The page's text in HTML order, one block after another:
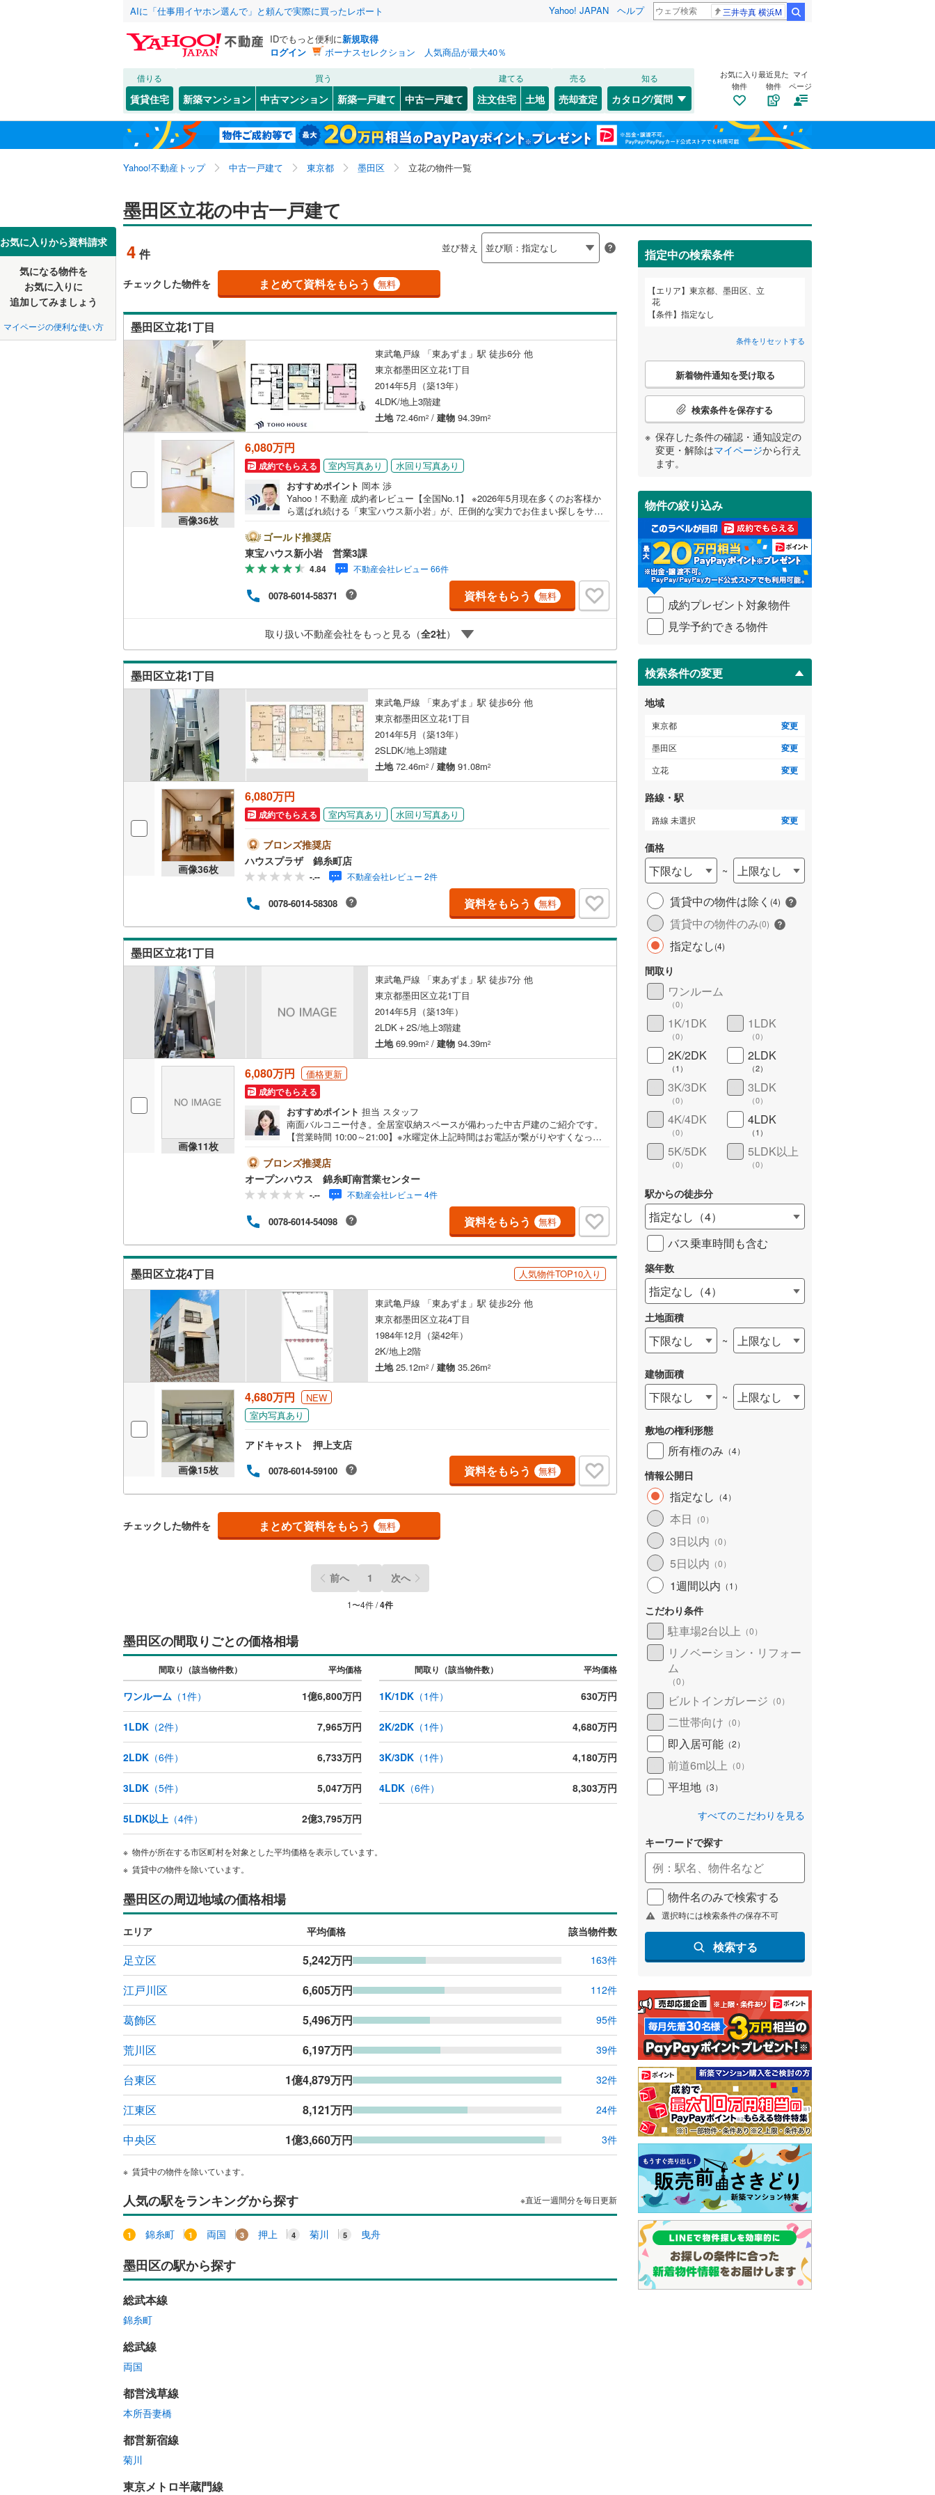
AIに「仕事用イヤホン選んで」と頼んで実際に買ったレポート Yahoo! JAPAN ヘルプ 三井寺真 横浜M
IDでもっと便利に新規取得
ログイン
ボーナスセレクション 人気商品が最大40％
借りる
賃貸住宅
買う
新築マンション 中古マンション 新築一戸建て 中古一戸建て
建てる
注文住宅 土地
売る
売却査定
知る
カタログ/質問
お気に入り
物件
最近見た
物件
マイ
ページ
Yahoo!不動産トップ 中古一戸建て 東京都 墨田区 立花の物件一覧
お気に入りから資料請求
気になる物件を
お気に入りに
追加してみましょう
マイページの便利な使い方
墨田区立花の中古一戸建て
4 件 並び替え
チェックした物件を まとめて資料をもらう 無料
墨田区立花1丁目
東武亀戸線 「東あずま」駅 徒歩6分 他
東京都墨田区立花1丁目
2014年5月（築13年）
4LDK/地上3階建
土地72.46m2 / 建物 94.39m2
画像36枚
6,080万円
成約でもらえる 室内写真あり
水回り写真あり
おすすめポイント 岡本 渉
Yahoo！不動産 成約者レビュー【全国No.1】 ※2026年5月現在多くのお客様か
ら選ばれ続ける「東宝ハウス新小岩」が、圧倒的な実力でお住まい探しをサポ
スムーズです。ご自宅への送迎・最寄駅でのお待ち合わせ等、お気軽にご相談
ください。 選ばれる3つの「圧倒的メリット」 （1）【業界最低水準の提携住宅
ローン】「他社で断られた」「借入がある」方も独自審査で多数承認！優遇金
利と各種手数料0円でお得に。（2）【未来カレンダーで資金の不安ゼロへ】専
用ソフトで将来の家計を無料シミュレーション。「月々いくらなら安心か」を
プロが明確にします。（3）【ご購入後の生涯サポート】売って終わりではあり
ません。専属FPがお引渡し後も一生涯お守りします。 Yahoo！不動産キャンペ
です！※必ずYahoo！ JAPAN IDでログインの上お問い合わせください。
ゴールド推奨店
東宝ハウス新小岩 営業3課
4.84 不動産会社レビュー 66件
0078-6014-58371 資料をもらう 無料
取り扱い不動産会社をもっと見る（全2社）
墨田区立花1丁目
東武亀戸線 「東あずま」駅 徒歩6分 他
東京都墨田区立花1丁目
2014年5月（築13年）
2SLDK/地上3階建
土地72.46m2 / 建物 91.08m2
画像36枚
6,080万円
成約でもらえる 室内写真あり 水回り写真あり
ブロンズ推奨店
ハウスプラザ 錦糸町店
-.-- 不動産会社レビュー 2件
0078-6014-58308 資料をもらう 無料
墨田区立花1丁目
東武亀戸線 「東あずま」駅 徒歩7分 他
東京都墨田区立花1丁目
2014年5月（築13年）
2LDK＋2S/地上3階建
土地69.99m2 / 建物 94.39m2
画像11枚
6,080万円 価格更新
成約でもらえる
おすすめポイント 担当 スタッフ
南面バルコニー付き。全居室収納スペースが備わった中古戸建のご紹介です。
【営業時間 10:00～21:00】※水曜定休上記時間はお電話が繋がりやすくなって
地を見学する（無料）」ボタンよりご希望の日時をご記入いただけますとスム
ーズにご案内が可能です。◎現地のご案内について・平日や夜遅い時間帯もご
案内が可能 ※定休日を除く・経験豊富なスタッフが物件詳細を丁寧にご説明い
たします。・車でご自宅や最寄り駅等、ご指定の場所まで送迎します。・チャ
イルドシートのご用意ございます。◎個別FP相談会 無料物件のご紹介だけで
なく住宅ローン・資金のご相談、まずは家探しについて話を聞きたいという方
も大歓迎です！年間8000棟以上の限定物件を発表しているオープンハウスだか
ら出会える物件が多数ございます。ぜひお気軽にご連絡・ご相談ください！※限
定物件:当社のみ、もしくは当社を含めた数社でのみご紹介可能なオープンハウ
ブロンズ推奨店
オープンハウス 錦糸町南営業センター
-.-- 不動産会社レビュー 4件
0078-6014-54098 資料をもらう 無料
墨田区立花4丁目 人気物件TOP10入り
東武亀戸線 「東あずま」駅 徒歩2分 他
東京都墨田区立花4丁目
1984年12月（築42年）
2K/地上2階
土地25.12m2 / 建物 35.26m2
画像15枚
4,680万円
NEW
室内写真あり
アドキャスト 押上支店
0078-6014-59100 資料をもらう 無料
チェックした物件を まとめて資料をもらう 無料
前へ 1 次へ
1〜4件 /4件
墨田区の間取りごとの価格相場
間取り（該当物件数） 平均価格 間取り（該当物件数） 平均価格
ワンルーム （1件） 1億6,800万円 1K/1DK（1件） 630万円
1LDK （2件） 7,965万円 2K/2DK（1件） 4,680万円
2LDK （6件） 6,733万円 3K/3DK（1件） 4,180万円
3LDK （5件） 5,047万円 4LDK（6件） 8,303万円
5LDK以上 （4件） 2億3,795万円
物件が所在する市区町村を対象とした平均価格を表示しています。
賃貸中の物件を除いています。
墨田区の周辺地域の価格相場
エリア 平均価格 該当物件数
足立区 5,242万円 163件
江戸川区 6,605万円 112件
葛飾区 5,496万円 95件
荒川区 6,197万円 39件
台東区 1億4,879万円 32件
江東区 8,121万円 24件
中央区 1億3,660万円 3件
賃貸中の物件を除いています。
人気の駅をランキングから探す ※直近一週間分を毎日更新
錦糸町 両国 押上 菊川 曳舟
墨田区の駅から探す
総武本線
錦糸町
総武線
両国
都営浅草線
本所吾妻橋
都営新宿線
菊川
東京メトロ半蔵門線
指定中の検索条件
エリア
東京都、墨田区、立
花
条件
指定なし
条件をリセットする
こ
検
条
件
受
け
取
る
・
条
件
を
イ
ペ
ジ
に
保
存
す
る
新着物件通知を受け取る
検索条件を保存する
保存した条件の確認・通知設定の
変更・解除はマイページから行え
ます。
物件の絞り込み
成約プレゼント対象物件
見学予約できる物件
検索条件の変更
地域
東京都 変更
墨田区 変更
立花 変更
路線・駅
路線 未選択 変更
価格
下限なし ~
上限なし
賃貸中の物件は除く (4)
賃貸中の物件のみ(0)
指定なし(4)
間取り
ワンルーム
（0）
1K/1DK
（0）
1LDK
（0）
2K/2DK
（1 ）
2LDK
（2）
3K/3DK
（0）
3LDK
（0）
4K/4DK
（0）
4LDK
（1 ）
5K/5DK
（0）
5LDK以上
（0）
駅からの徒歩分
指定なし （4）
バス乗車時間も含む
築年数
指定なし （4）
土地面積
下限なし ~ 上限なし
建物面積
下限なし ~ 上限なし
敷地の権利形態
所有権のみ （4）
情報公開日
指定なし （4）
本日 （0）
3日以内 （0）
5日以内 （0）
1週間以内 （1 ）
こだわり条件
駐車場2台以上 （0）
リノベーション・リフォー
ム
（0）
ビルトインガレージ （0）
二世帯向け （0）
即入居可能 （2）
前道6m以上 （0）
平坦地 （3）
すべてのこだわりを見る
キーワードで探す
物件名のみで検索する
選択時には検索条件の保存不可
検索する
北海道 北海道
東北 青森 岩手 宮城 秋田 山形 福島
関東 東京 神奈川 埼玉
信越・北陸 新潟 長野
三重
近畿 大阪 兵庫
中国 鳥取 島根 岡山 広島 山口
四国 愛媛 高知
九州・沖縄 福岡 佐賀 長崎 鹿児島 沖縄
該当物件0 この条件で検索する
東京23区 千代田区(0) 中央区(6) 港区(16)
新宿区(62) 文京区(40) 渋谷区(49)
豊島区
85) 北区
台東区(33)
荒川区(43) 足立区(175) 葛飾区(102)
中野区(50) 杉並区(108)
練馬区(129)
東京23区以外 八王子市(241) 立川市(29)
三鷹市(24) 青梅市 (34)
昭島市 (38 町田市(169)
小金井市
小平市( 日野市(51)
東村山市
国立市 ( 10)
福生市(9) 狛江市
清瀬市(23) 東久留米市(39) 武蔵村山市(32)
多摩市(14) 羽村市(25)
あきる野市( 58) 西多摩郡瑞穂町(14)
西多摩郡檜原村(1) 西多摩郡奥多摩町(1)
利島村(0) 新島村(0)
神津島村(0) 三宅島三宅村 御蔵島村 0 )
八丈島八丈町(0) 青ヶ島村(0) 小笠原村(0)
該当物件0 この条件で検索する
石原(1) 押上(1) 菊川(1)
京島(4) 墨田(5) 立花(4)
東駒形
1) 東向島
本所
(2)
該当物件0 この条件で検索する
JR 東北本線(0) 常磐線(0) 高崎線(0)
湘南新宿ライン（宇都宮～逗子）
(0)
湘南新宿ライン（前橋～小田原）
(0)
総武本線(0)
横須賀線(0)
八高線(0)
埼京線(0) 総武線(4)
東北新幹線(0) 山形新幹線(0)
秋田新幹線(0) 北陸新幹線(0) 東海道新幹線(0
地下鉄 東京メトロ丸ノ内線 東京メトロ丸ノ内方南支線 ( 0)
東京メトロ日比谷線( 東京メトロ東西線 東京メトロ千代田線(0)
東京メトロ有楽町線(0) 東京メトロ南北線(0)
東京メトロ副都心線
都営浅草線 都営三田線(0)
都営新宿線
私鉄・その他 つくばエクスプレス ( 0) 京成押上線(0)
京成金町線(0) 北総鉄道北総線(0) 東武伊勢崎線(0)
東武亀戸線(4) 西武池袋線(0)
西武有楽町線( ) 西武国分寺線(0)
西武多摩湖線(0) 西武多摩川線( 0) 西武拝島線(0)
京王高尾線
京王相模原線(0) 京王井の頭線
東急多摩川線(0)
東急世田谷線( 0 東急目黒線 京急本線
京急空港線(0) 東京モノレール
ゆりかもめ(0) 都営日暮里・舎人ライナー 東京臨海高速鉄道りんかい線
)
多摩モノレール
該当物件0 この条件で検索する
該当物件0 この条件で検索する
こだわり条件 リフォーム、リノベーション
リノベーション・リフォーム
（0）
築古・築30年以上（1）
設備
床暖房（0）
駐車場2台以上（0） ビルトインガレージ（0） 太陽光発電システム（0）
（2）
防犯カメラ（ 0）
）
二世帯向け（0） 平屋・1階建て（ 3階建て以上（3）
サービスルーム（納戸）（3）
立地
最寄りの駅が始発駅 小学校まで1km以内（3）
配置、向き、建ち方、日当たり
前道6m以上（0） 角地（1） 南道路（0）
平坦地（3）
LD
リビングダイニング15畳以上
キッチン
販売、価格、契約、入居関連など
即入居可能 （ 2）
浴室
浴室乾燥機あり（2）
収納
ウォークインクローゼット
構造・規模・施工・品質・工法関連
耐震、免震、制震構造
住宅性能評価付き 長期優良住宅 ）
オンライン対応
オンライン内見(相談)可
オンライン対応とは？ 詳しく見る
該当物件0 この条件で検索する
検索条件を保存しました
この検索条件の新着物件通知は、 マイページから設定できます。
保存した条件を見る
東京都、墨田区、立花
検索条件を保存する
マイページ
お気に入りリストを見る
閉じる
お気に入りリストを見る
閉じる